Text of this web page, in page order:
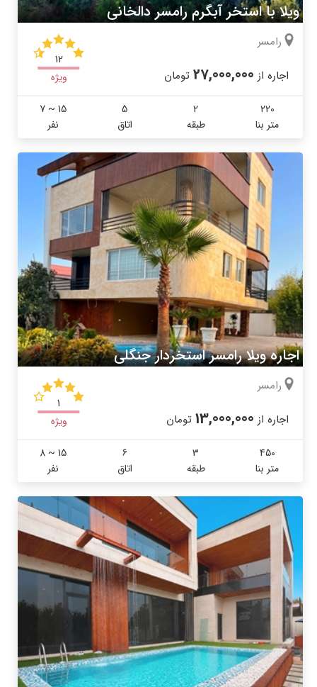
ویلا با استخر آبگرم رامسر دالخانی
رامسر
اجاره از 27,000,000 تومان
12
ویژه
220
متر بنا
2
طبقه
5
اتاق
7 ~ 15
نفر
اجاره ویلا رامسر استخردار جنگلی
رامسر
اجاره از 13,000,000 تومان
1
ویژه
450
متر بنا
3
طبقه
6
اتاق
8 ~ 15
نفر